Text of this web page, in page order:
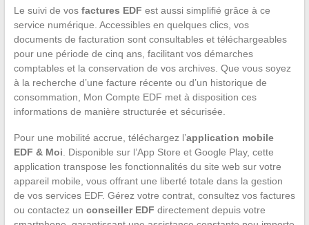
Le suivi de vos factures EDF est aussi simplifié grâce à ce
service numérique. Accessibles en quelques clics, vos
documents de facturation sont consultables et téléchargeables
pour une période de cinq ans, facilitant vos démarches
comptables et la conservation de vos archives. Que vous soyez
à la recherche d’une facture récente ou d’un historique de
consommation, Mon Compte EDF met à disposition ces
informations de manière structurée et sécurisée.
Pour une mobilité accrue, téléchargez l’application mobile
EDF & Moi . Disponible sur l’App Store et Google Play, cette
application transpose les fonctionnalités du site web sur votre
appareil mobile, vous offrant une liberté totale dans la gestion
de vos services EDF. Gérez votre contrat, consultez vos factures
ou contactez un conseiller EDF directement depuis votre